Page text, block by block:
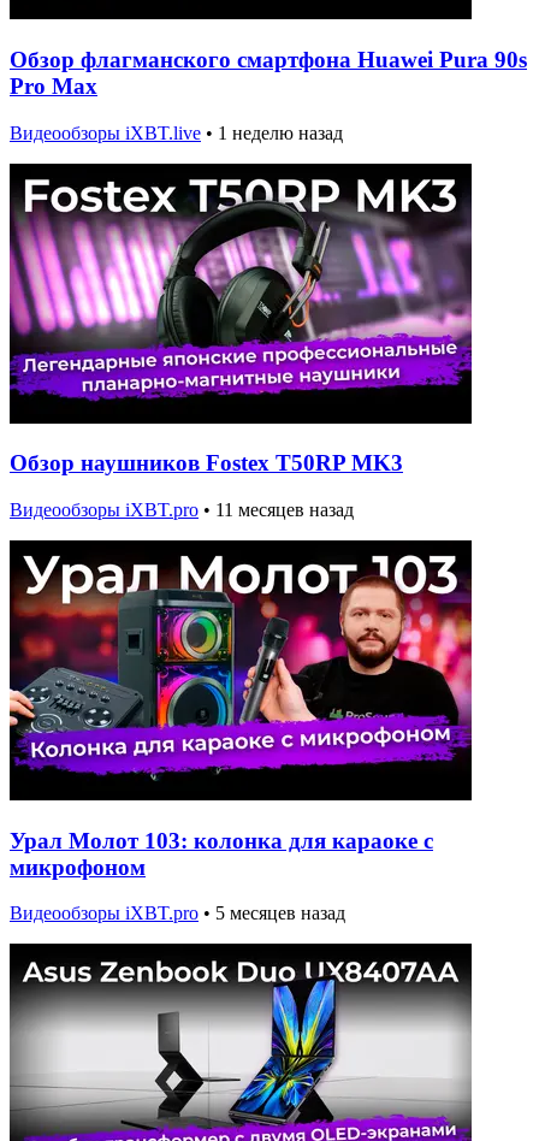
Обзор флагманского смартфона Huawei Pura 90s
Pro Max
Видеообзоры iXBT.live • 1 неделю назад
Обзор наушников Fostex T50RP MK3
Видеообзоры iXBT.pro • 11 месяцев назад
Урал Молот 103: колонка для караоке с
микрофоном
Видеообзоры iXBT.pro • 5 месяцев назад